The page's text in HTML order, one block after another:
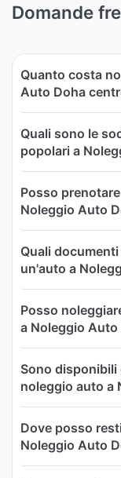
Domande
Quanto costa
Auto Doha
Quali sono le
popolari a
Posso
Noleggio Auto
Quali
un'auto a
Posso
a Noleggio
Sono
noleggio auto a
Dove posso
Noleggio Auto